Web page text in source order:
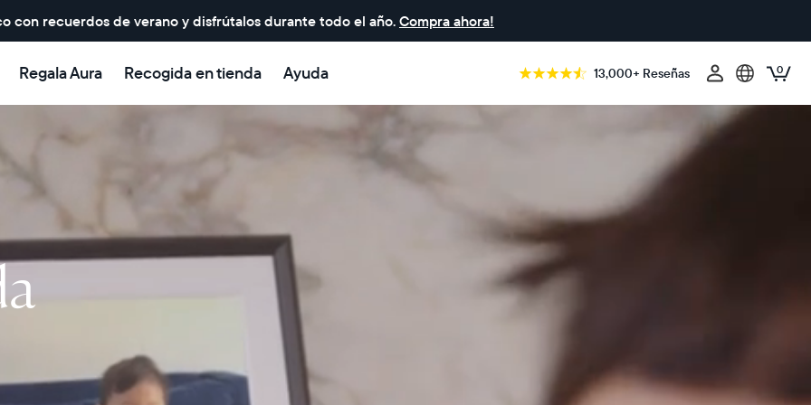
con recuerdos de verano y disfrútalos durante todo el año. Compra ahora!
Regala Aura Recogida en tienda Ayuda 13,000+ Reseñas 0